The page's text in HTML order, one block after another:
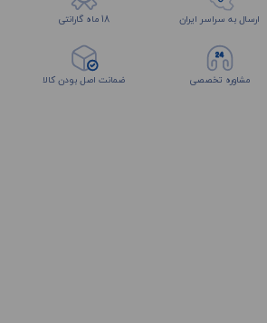
ارسال به سراسر ایران 18 ماه گارانتی
مشاوره تخصصی ضمانت اصل بودن کالا